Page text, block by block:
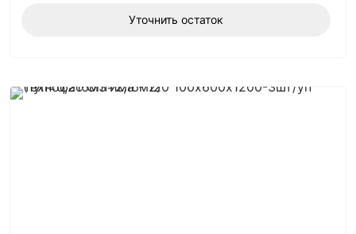
Уточнить остаток